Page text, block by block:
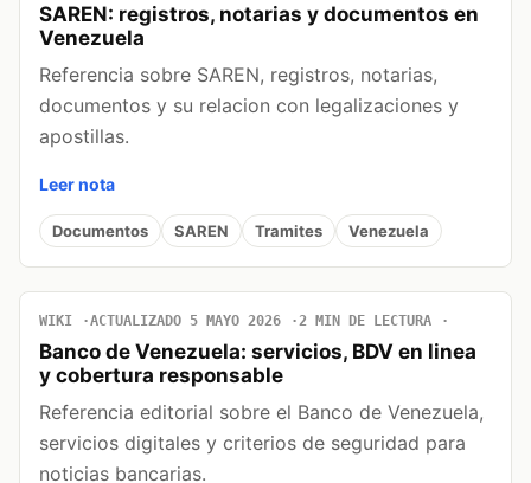
SAREN: registros, notarias y documentos en
Venezuela
Referencia sobre SAREN, registros, notarias,
documentos y su relacion con legalizaciones y
apostillas.
Leer nota
Documentos SAREN Tramites Venezuela
WIKI ACTUALIZADO 5 MAYO 2026 2 MIN DE LECTURA
Banco de Venezuela: servicios, BDV en linea
y cobertura responsable
Referencia editorial sobre el Banco de Venezuela,
servicios digitales y criterios de seguridad para
noticias bancarias.